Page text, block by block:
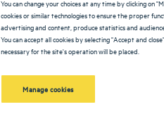
You can change your choices at any time by clicking on
cookies or similar technologies to ensure the proper
advertising and content, produce statistics and
You can accept all cookies by selecting "Accept and
necessary for the site's operation will be placed.
Manage cookies